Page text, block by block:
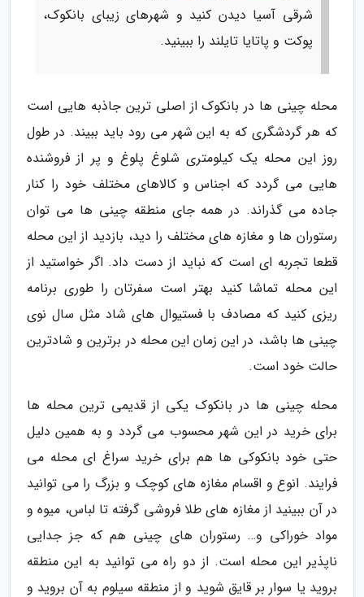
شرقی آسیا دیدن کنید و شهرهای زیبای بانکوک،
پوکت و پاتایا تایلند را ببینید.
محله چینی ها در بانکوک از اصلی ترین جاذبه هایی است
که هر گردشگری که به این شهر می رود باید ببیند. در طول
روز این محله یک کیلومتری شلوغ پلوغ و پر از فروشنده
هایی می گردد که اجناس و کالاهای مختلف خود را کنار
جاده می گذراند. در همه جای منطقه چینی ها می توان
رستوران ها و مغازه های مختلف را دید، بازدید از این محله
قطعا تجربه ای است که نباید از دست داد. اگر خواستید از
این محله تماشا کنید بهتر است سفرتان را طوری برنامه
ریزی کنید که مصادف با فستیوال های شاد مثل سال نوی
چینی ها باشد، در این زمان این محله در برترین و شادترین
حالت خود است.
محله چینی ها در بانکوک یکی از قدیمی ترین محله ها
برای خرید در این شهر محسوب می گردد و به همین دلیل
حتی خود بانکوکی ها هم برای خرید سراغ ای محله می
فرایند. انوع و اقسام مغازه های کوچک و بزرگ را می توانید
در آن ببینید از مغازه های طلا فروشی گرفته تا لباس، میوه و
مواد خوراکی و… رستوران های چینی هم که جز جدایی
ناپذیر این محله است. از دو راه می توانید به این منطقه
بروید یا سوار بر قایق شوید و از منطقه سیلوم به آن بروید و